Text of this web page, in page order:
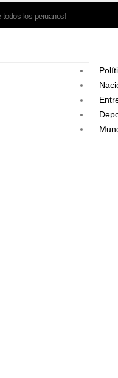
todos los peruanos!